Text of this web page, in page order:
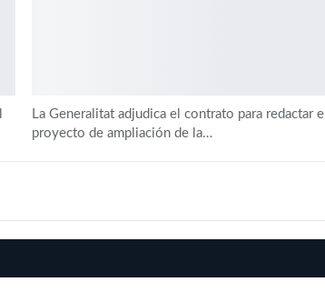
La Generalitat adjudica el contrato para redactar el
proyecto de ampliación de la…